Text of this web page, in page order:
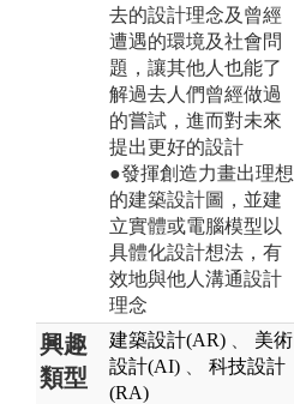
去的設計理念及曾經
遭遇的環境及社會問
題，讓其他人也能了
解過去人們曾經做過
的嘗試，進而對未來
提出更好的設計
●發揮創造力畫出理想
的建築設計圖，並建
立實體或電腦模型以
具體化設計想法，有
效地與他人溝通設計
理念
興趣
類型
建築設計(AR)
美術
設計(AI)
科技設計
(RA)